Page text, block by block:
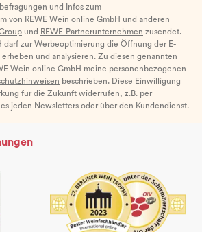
und Infos zum
von REWE Wein online GmbH und anderen
und REWE-Partnerunternehmen zusendet.
darf zur Werbeoptimierung die Öffnung der E-
erheben und analysieren. Zu diesen genannten
Wein online GmbH meine personenbezogenen
beschrieben. Diese Einwilligung
für die Zukunft widerrufen, z.B. per
jeden Newsletters oder über den Kundendienst.